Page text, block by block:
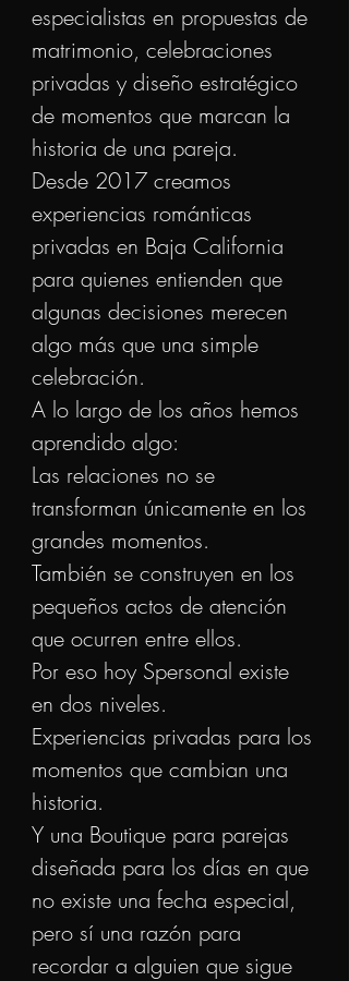
especialistas en propuestas de
matrimonio, celebraciones
privadas y diseño estratégico
de momentos que marcan la
historia de una pareja.
Desde 2017 creamos
experiencias románticas
privadas en Baja California
para quienes entienden que
algunas decisiones merecen
algo más que una simple
celebración.
A lo largo de los años hemos
aprendido algo:
Las relaciones no se
transforman únicamente en los
grandes momentos.
También se construyen en los
pequeños actos de atención
que ocurren entre ellos.
Por eso hoy Spersonal existe
en dos niveles.
Experiencias privadas para los
momentos que cambian una
historia.
Y una Boutique para parejas
diseñada para los días en que
no existe una fecha especial,
pero sí una razón para
recordar a alguien que sigue